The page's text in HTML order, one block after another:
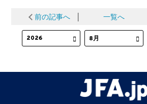
前の記事へ 一覧へ